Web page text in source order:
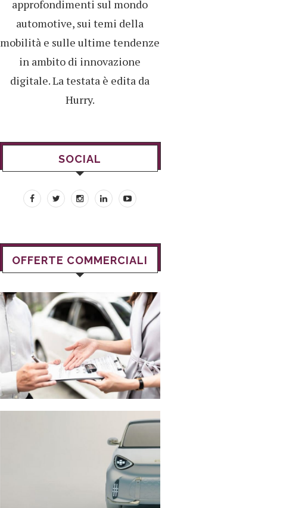
approfondimenti sul mondo
automotive, sui temi della
mobilità e sulle ultime tendenze
in ambito di innovazione
digitale. La testata è edita da
Hurry.
SOCIAL
OFFERTE COMMERCIALI